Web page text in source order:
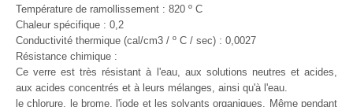
Température de ramollissement : 820 º C
Chaleur spécifique : 0,2
Conductivité thermique (cal/cm3 / º C / sec) : 0,0027
Résistance chimique :
Ce verre est très résistant à l'eau, aux solutions neutres et acides,
aux acides concentrés et à leurs mélanges, ainsi qu'à l'eau.
le chlorure, le brome, l'iode et les solvants organiques. Même pendant